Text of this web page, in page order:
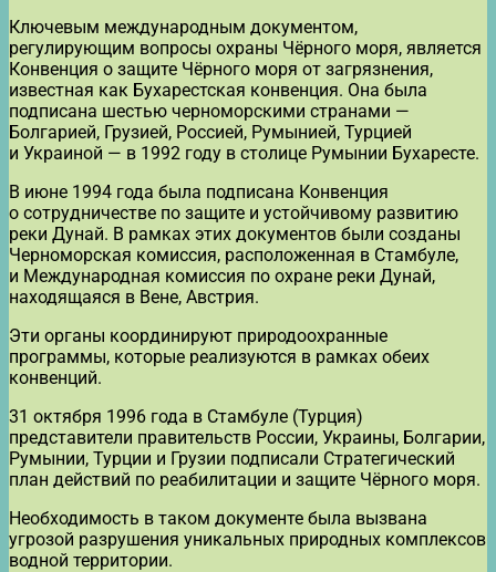
Ключевым международным документом,
регулирующим вопросы охраны Чёрного моря, является
Конвенция о защите Чёрного моря от загрязнения,
известная как Бухарестская конвенция. Она была
подписана шестью черноморскими странами —
Болгарией, Грузией, Россией, Румынией, Турцией
и Украиной — в 1992 году в столице Румынии Бухаресте.
В июне 1994 года была подписана Конвенция
о сотрудничестве по защите и устойчивому развитию
реки Дунай. В рамках этих документов были созданы
Черноморская комиссия, расположенная в Стамбуле,
и Международная комиссия по охране реки Дунай,
находящаяся в Вене, Австрия.
Эти органы координируют природоохранные
программы, которые реализуются в рамках обеих
конвенций.
31 октября 1996 года в Стамбуле (Турция)
представители правительств России, Украины, Болгарии,
Румынии, Турции и Грузии подписали Стратегический
план действий по реабилитации и защите Чёрного моря.
Необходимость в таком документе была вызвана
угрозой разрушения уникальных природных комплексов
водной территории.